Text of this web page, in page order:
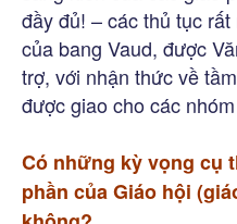
đầy đủ! – các thủ tục
của bang Vaud, được
trợ, với nhận thức về
được giao cho các
Có những kỳ vọng cụ
phần của Giáo hội